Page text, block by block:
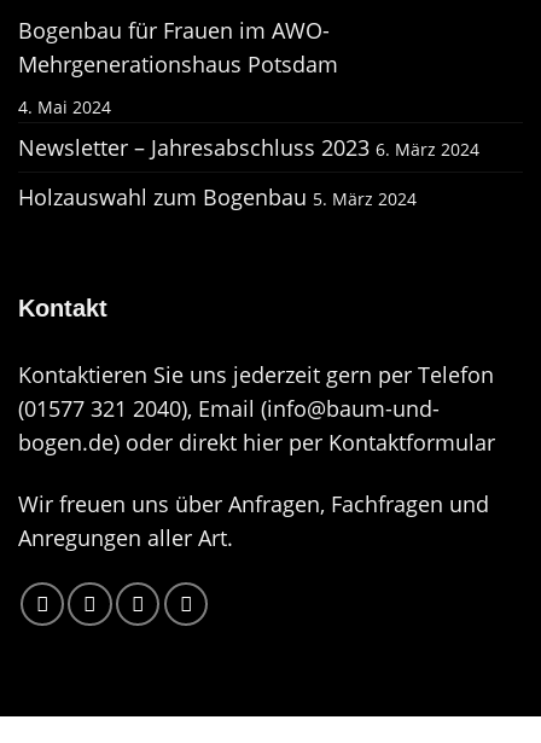
Bogenbau für Frauen im AWO-
Mehrgenerationshaus Potsdam
4. Mai 2024
Newsletter – Jahresabschluss 2023 6. März 2024
Holzauswahl zum Bogenbau 5. März 2024
Kontakt
Kontaktieren Sie uns jederzeit gern per Telefon
(01577 321 2040), Email (info@baum-und-
bogen.de) oder direkt hier per Kontaktformular
Wir freuen uns über Anfragen, Fachfragen und
Anregungen aller Art.